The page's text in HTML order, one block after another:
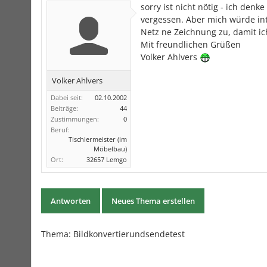
Volker Ahlvers
Dabei seit:
02.10.2002
Beiträge:
44
Zustimmungen:
0
Beruf:
Tischlermeister (im
Möbelbau)
Ort:
32657 Lemgo
sorry ist nicht nötig - ich
vergessen. Aber mich würde
Netz ne Zeichnung zu, damit
Mit freundlichen Grüßen
Volker Ahlvers
Antworten Neues Thema erstellen
Thema: Bildkonvertierundsendetest